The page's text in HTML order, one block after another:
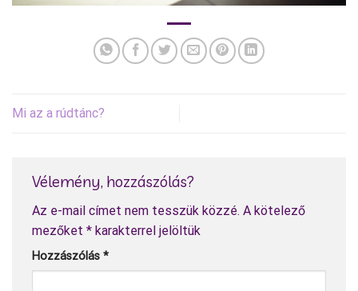
Mi az a rúdtánc?
Vélemény, hozzászólás?
Az e-mail címet nem tesszük közzé. A kötelező
mezőket * karakterrel jelöltük
Hozzászólás *